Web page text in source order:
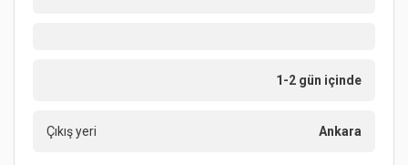
1-2 gün içinde
Çıkış yeri Ankara